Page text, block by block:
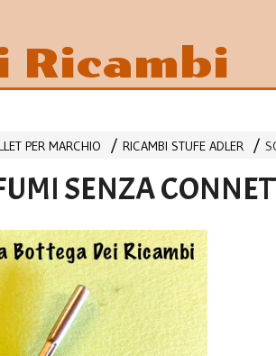
Ricambi
PER MARCHIO RICAMBI STUFE ADLER
SENZA